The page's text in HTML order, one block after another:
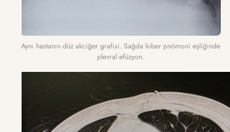
Aynı hastanın düz akciğer grafisi. Sağda lober pnömoni eşliğinde
plevral efüzyon.